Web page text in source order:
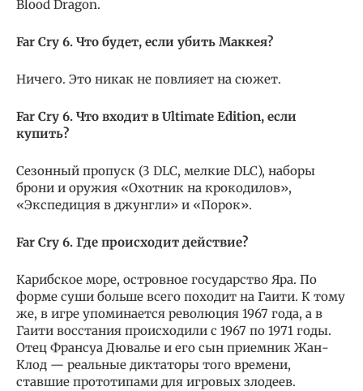
Blood Dragon.
Far Cry 6. Что будет, если убить Маккея?
Ничего. Это никак не повлияет на сюжет.
Far Cry 6. Что входит в Ultimate Edition, если
купить?
Сезонный пропуск (3 DLC, мелкие DLC), наборы
брони и оружия «Охотник на крокодилов»,
«Экспедиция в джунгли» и «Порок».
Far Cry 6. Где происходит действие?
Карибское море, островное государство Яра. По
форме суши больше всего походит на Гаити. К тому
же, в игре упоминается революция 1967 года, а в
Гаити восстания происходили с 1967 по 1971 годы.
Отец Франсуа Дювалье и его сын приемник Жан-
Клод — реальные диктаторы того времени,
ставшие прототипами для игровых злодеев.